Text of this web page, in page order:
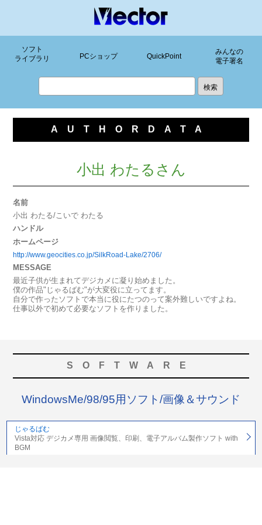
ソフト
ライブラリ
PCショップ QuickPoint
みんなの
電子署名
AUTHORDATA
小出 わたるさん
名前
小出 わたる/こいで わたる
ハンドル
ホームページ
http://www.geocities.co.jp/SilkRoad-Lake/2706/
MESSAGE
最近子供が生まれてデジカメに凝り始めました。
僕の作品"じゃるばむ"が大変役に立ってます。
自分で作ったソフトで本当に役にたつのって案外難しいですよね。
仕事以外で初めて必要なソフトを作りました。
SOFTWARE
WindowsMe/98/95用ソフト/画像＆サウンド
じゃるばむ
Vista対応 デジカメ専用 画像閲覧、印刷、電子アルバム製作ソフト with
BGM